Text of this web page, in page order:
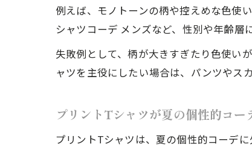
例えば、モノトーンの柄や控えめな色使
シャツコーデ メンズなど、性別や年齢層
失敗例として、柄が大きすぎたり色使い
ャツを主役にしたい場合は、パンツやス
プリントTシャツが夏の個性的コー
プリントTシャツは、夏の個性的コーデ